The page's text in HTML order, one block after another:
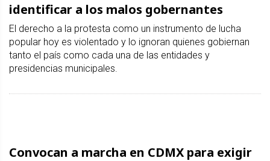
identificar a los malos gobernantes
El derecho a la protesta como un instrumento de lucha
popular hoy es violentado y lo ignoran quienes gobiernan
tanto el país como cada una de las entidades y
presidencias municipales.
Convocan a marcha en CDMX para exigir